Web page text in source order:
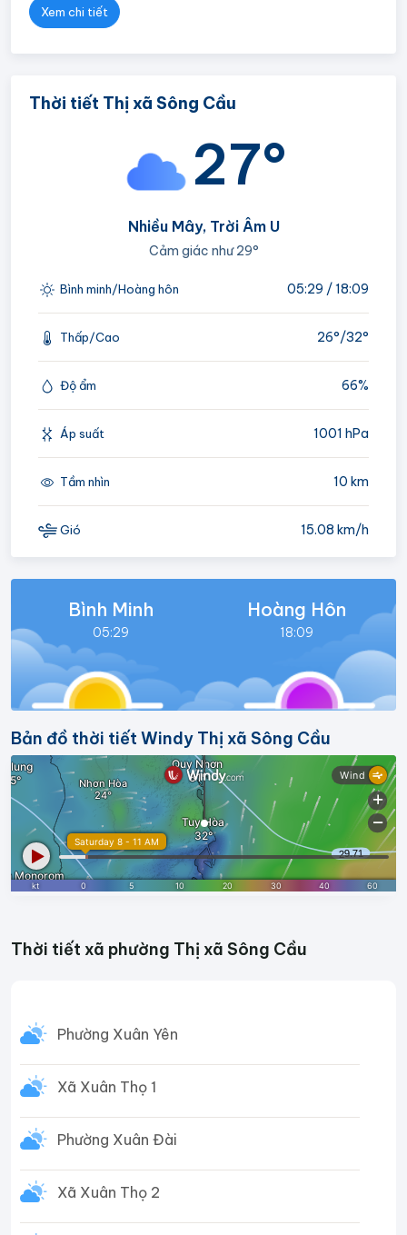
Xem chi tiết
Thời tiết Thị xã Sông Cầu
27°
Nhiều Mây, Trời Âm U
Cảm giác như29°
Bình minh/Hoàng hôn 05:29 / 18:09
Thấp/Cao 26°/32°
Độ ẩm 66%
Áp suất 1001 hPa
Tầm nhìn 10 km
Gió 15.08 km/h
Bình Minh
05:29
Hoàng Hôn
18:09
Bản đồ thời tiết Windy Thị xã Sông Cầu
Thời tiết xã phường Thị xã Sông Cầu
Phường Xuân Yên
Xã Xuân Thọ 1
Phường Xuân Đài
Xã Xuân Thọ 2